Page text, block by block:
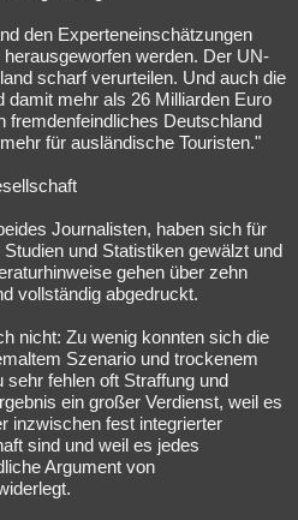
den Experteneinschätzungen
werden. Der UN-
scharf verurteilen. Und auch die
damit mehr als 26 Milliarden Euro
fremdenfeindliches Deutschland
für ausländische Touristen."
Journalisten, haben sich für
und Statistiken gewälzt und
gehen über zehn
vollständig abgedruckt.
nicht: Zu wenig konnten sich die
Szenario und trockenem
fehlen oft Straffung und
ein großer Verdienst, weil es
inzwischen fest integrierter
sind und weil es jedes
Argument von